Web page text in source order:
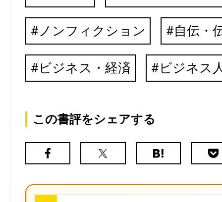
ノンフィクション 自伝・
ビジネス・経済 ビジネス
この書評をシェアする
Facebook
X（旧
は